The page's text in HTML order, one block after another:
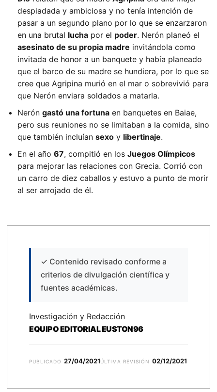
despiadada y ambiciosa y no tenía intención de
pasar a un segundo plano por lo que se enzarzaron
en una brutal lucha por el poder. Nerón planeó el
asesinato de su propia madre invitándola como
invitada de honor a un banquete y había planeado
que el barco de su madre se hundiera, por lo que se
cree que Agripina murió en el mar o sobrevivió para
que Nerón enviara soldados a matarla.
Nerón gastó una fortuna en banquetes en Baiae,
pero sus reuniones no se limitaban a la comida, sino
que también incluían sexo y libertinaje.
En el año 67, compitió en los Juegos Olímpicos
para mejorar las relaciones con Grecia. Corrió con
un carro de diez caballos y estuvo a punto de morir
al ser arrojado de él.
✓ Contenido revisado conforme a
criterios de divulgación científica y
fuentes académicas.
Investigación y Redacción
EQUIPO EDITORIAL EUSTON96
PUBLICADO 27/04/2021ÚLTIMA REVISIÓN 02/12/2021